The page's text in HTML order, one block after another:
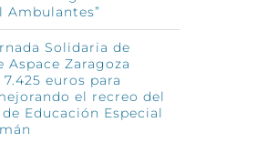
Ambulantes”
Solidaria de
Aspace Zaragoza
euros para
el recreo del
Educación Especial